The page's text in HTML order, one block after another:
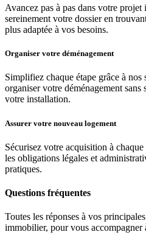
Avancez pas à pas dans votre
sereinement votre dossier en
plus adaptée à vos besoins.
Organiser votre déménagement
Simplifiez chaque étape grâce à
organiser votre déménagement
votre installation.
Assurer votre nouveau logement
Sécurisez votre acquisition à
les obligations légales et
pratiques.
Questions fréquentes
Toutes les réponses à vos
immobilier, pour vous accompagner